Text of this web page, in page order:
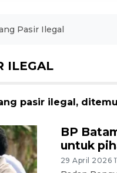
Pasir Ilegal
ILEGAL
pasir ilegal,
BP
untuk
29 April 2026